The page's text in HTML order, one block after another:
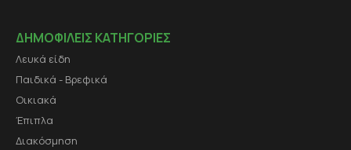
ΔΗΜΟΦΙΛΕΙΣ ΚΑΤΗΓΟΡΙΕΣ
Λευκά είδη
Παιδικά - Βρεφικά
Οικιακά
Έπιπλα
Διακόσμηση